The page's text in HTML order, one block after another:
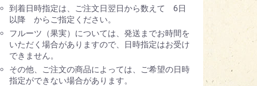
到着日時指定は、ご注文日翌日から数えて 6日
以降 からご指定ください。
フルーツ（果実）については、発送までお時間を
いただく場合がありますので、日時指定はお受け
できません。
その他、ご注文の商品によっては、ご希望の日時
指定ができない場合があります。